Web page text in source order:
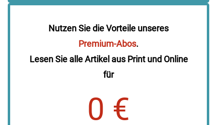
Nutzen Sie die Vorteile unseres
Premium-Abos.
Lesen Sie alle Artikel aus Print und Online
für
0 €